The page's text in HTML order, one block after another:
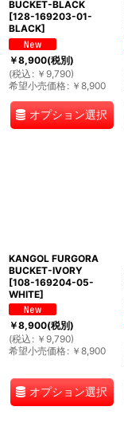
BUCKET-BLACK
[128-169203-01-
BLACK]
￥8,900(税別)
(税込 : ￥ 9,790)
希望小売価格: ￥ 8,900
オプション選択
KANGOL FURGORA
BUCKET-IVORY
[108-169204-05-
WHITE]
￥8,900(税別)
(税込 : ￥ 9,790)
希望小売価格: ￥ 8,900
オプション選択